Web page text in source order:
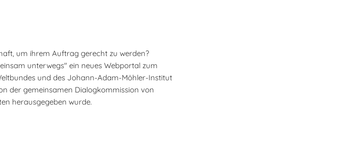
um ihrem Auftrag gerecht zu werden?
unterwegs" ein neues Webportal zum
und des Johann-Adam-Möhler-Institut
der gemeinsamen Dialogkommission von
herausgegeben wurde.